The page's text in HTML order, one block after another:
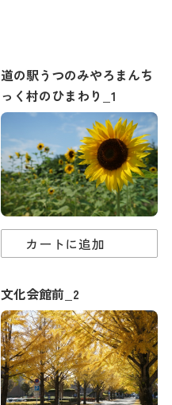
道の駅うつのみやろまんち
っく村のひまわり_1
カートに追加
文化会館前_2